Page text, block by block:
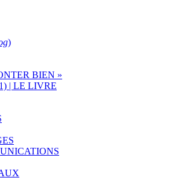
)
BIEN »
| LE LIVRE